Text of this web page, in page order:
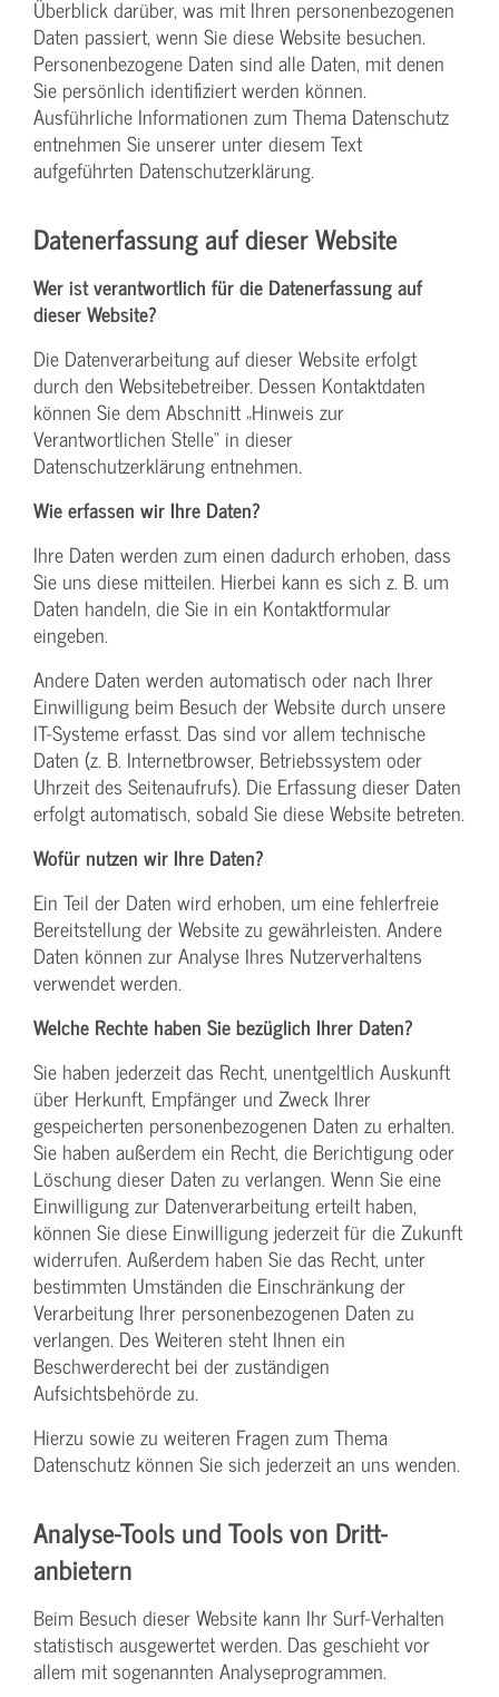
Überblick darüber, was mit Ihren personenbezogenen
Daten passiert, wenn Sie diese Website besuchen.
Personenbezogene Daten sind alle Daten, mit denen
Sie persönlich identifiziert werden können.
Ausführliche Informationen zum Thema Datenschutz
entnehmen Sie unserer unter diesem Text
aufgeführten Datenschutzerklärung.
Datenerfassung auf dieser Website
Wer ist verantwortlich für die Datenerfassung auf
dieser Website?
Die Datenverarbeitung auf dieser Website erfolgt
durch den Websitebetreiber. Dessen Kontaktdaten
können Sie dem Abschnitt „Hinweis zur
Verantwortlichen Stelle“ in dieser
Datenschutzerklärung entnehmen.
Wie erfassen wir Ihre Daten?
Ihre Daten werden zum einen dadurch erhoben, dass
Sie uns diese mitteilen. Hierbei kann es sich z. B. um
Daten handeln, die Sie in ein Kontaktformular
eingeben.
Andere Daten werden automatisch oder nach Ihrer
Einwilligung beim Besuch der Website durch unsere
IT-Systeme erfasst. Das sind vor allem technische
Daten (z. B. Internetbrowser, Betriebssystem oder
Uhrzeit des Seitenaufrufs). Die Erfassung dieser Daten
erfolgt automatisch, sobald Sie diese Website betreten.
Wofür nutzen wir Ihre Daten?
Ein Teil der Daten wird erhoben, um eine fehlerfreie
Bereitstellung der Website zu gewährleisten. Andere
Daten können zur Analyse Ihres Nutzerverhaltens
verwendet werden.
Welche Rechte haben Sie bezüglich Ihrer Daten?
Sie haben jederzeit das Recht, unentgeltlich Auskunft
über Herkunft, Empfänger und Zweck Ihrer
gespeicherten personenbezogenen Daten zu erhalten.
Sie haben außerdem ein Recht, die Berichtigung oder
Löschung dieser Daten zu verlangen. Wenn Sie eine
Einwilligung zur Datenverarbeitung erteilt haben,
können Sie diese Einwilligung jederzeit für die Zukunft
widerrufen. Außerdem haben Sie das Recht, unter
bestimmten Umständen die Einschränkung der
Verarbeitung Ihrer personenbezogenen Daten zu
verlangen. Des Weiteren steht Ihnen ein
Beschwerderecht bei der zuständigen
Aufsichtsbehörde zu.
Hierzu sowie zu weiteren Fragen zum Thema
Datenschutz können Sie sich jederzeit an uns wenden.
Analyse-Tools und Tools von Dritt­
anbietern
Beim Besuch dieser Website kann Ihr Surf-Verhalten
statistisch ausgewertet werden. Das geschieht vor
allem mit sogenannten Analyseprogrammen.